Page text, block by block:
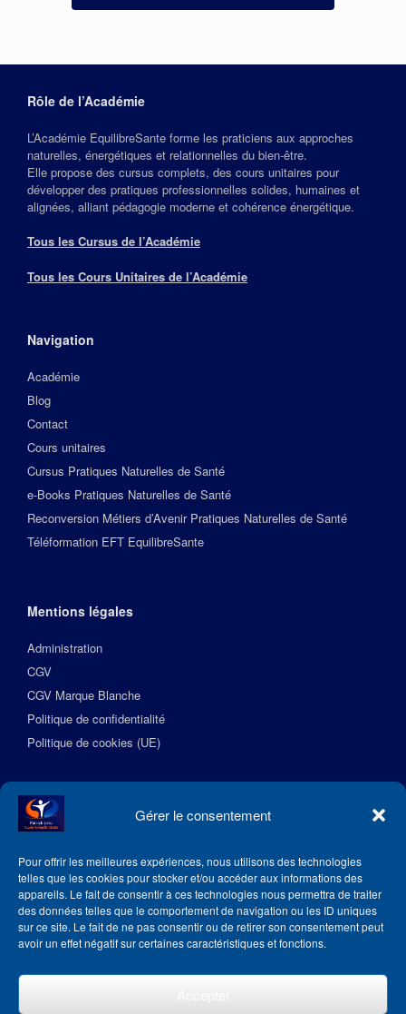
Gérer le consentement
Pour offrir les meilleures expériences, nous utilisons des technologies
telles que les cookies pour stocker et/ou accéder aux informations des
appareils. Le fait de consentir à ces technologies nous permettra de traiter
des données telles que le comportement de navigation ou les ID uniques
sur ce site. Le fait de ne pas consentir ou de retirer son consentement peut
avoir un effet négatif sur certaines caractéristiques et fonctions.
Rôle de l’Académie
L’Académie EquilibreSante forme les praticiens aux approches
naturelles, énergétiques et relationnelles du bien‑être.
Elle propose des cursus complets, des cours unitaires pour
développer des pratiques professionnelles solides, humaines et
alignées, alliant pédagogie moderne et cohérence énergétique.
Tous les Cursus de l’Académie
Tous les Cours Unitaires de l’Académie
Navigation
Académie
Blog
Contact
Cours unitaires
Cursus Pratiques Naturelles de Santé
e-Books Pratiques Naturelles de Santé
Reconversion Métiers d’Avenir Pratiques Naturelles de Santé
Téléformation EFT EquilibreSante
Mentions légales
Administration
CGV
CGV Marque Blanche
Politique de confidentialité
Politique de cookies (UE)
Suivez l’Académie EquilibreSante